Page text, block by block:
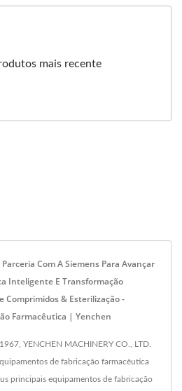
mais recente
Parceria Com A Siemens Para Avançar
Inteligente E Transformação
& Esterilização -
Farmacêutica | Yenchen
YENCHEN MACHINERY CO., LTD.
de fabricação farmacêutica
principais equipamentos de fabricação